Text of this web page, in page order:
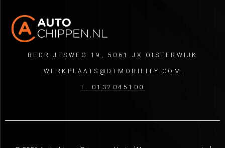
BEDRIJFSWEG 19, 5061 JX OISTERWIJK
WERKPLAATS@DTMOBILITY.COM
T. 0132045100